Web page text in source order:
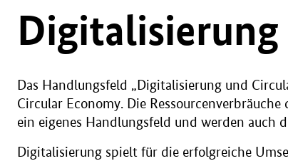
Das Handlungsfeld „Digitalisierung und
Circular Economy. Die
ein eigenes Handlungsfeld und werden auch
Digitalisierung spielt für die erfolgreiche